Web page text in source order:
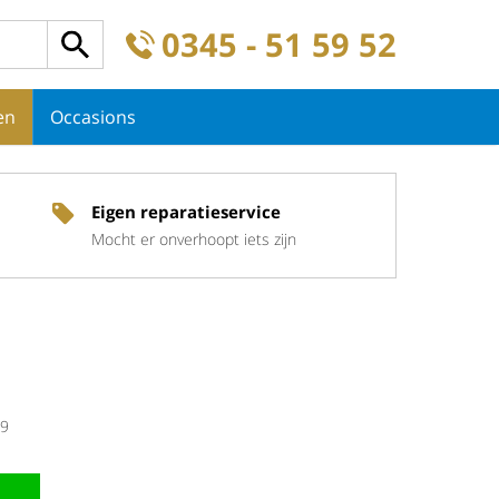
0345 - 51 59 52
Occasions
Eigen reparatieservice
Mocht er onverhoopt iets zijn